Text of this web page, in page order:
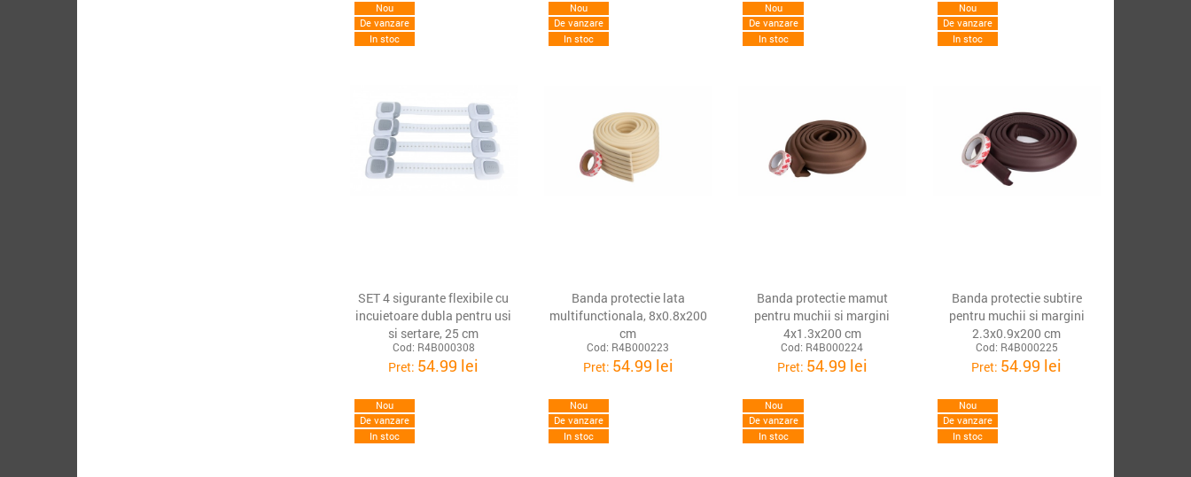
Nou
De vanzare
In stoc
SET 4 sigurante flexibile cu
incuietoare dubla pentru usi
si sertare, 25 cm
Cod: R4B000308
Pret: 54.99 lei
Nou
De vanzare
In stoc
Banda protectie lata
multifunctionala, 8x0.8x200
cm
Cod: R4B000223
Pret: 54.99 lei
Nou
De vanzare
In stoc
Banda protectie mamut
pentru muchii si margini
4x1.3x200 cm
Cod: R4B000224
Pret: 54.99 lei
Nou
De vanzare
In stoc
Banda protectie subtire
pentru muchii si margini
2.3x0.9x200 cm
Cod: R4B000225
Pret: 54.99 lei
Nou
De vanzare
In stoc
Nou
De vanzare
In stoc
Nou
De vanzare
In stoc
Nou
De vanzare
In stoc